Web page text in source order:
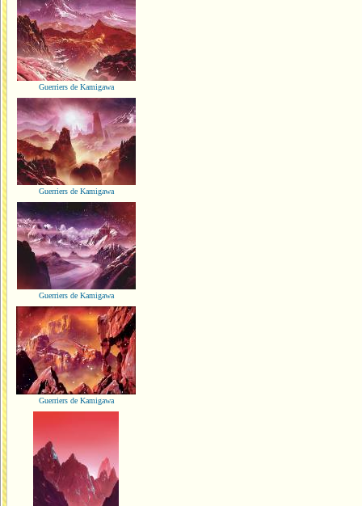
Guerriers de Kamigawa
Guerriers de Kamigawa
Guerriers de Kamigawa
Guerriers de Kamigawa